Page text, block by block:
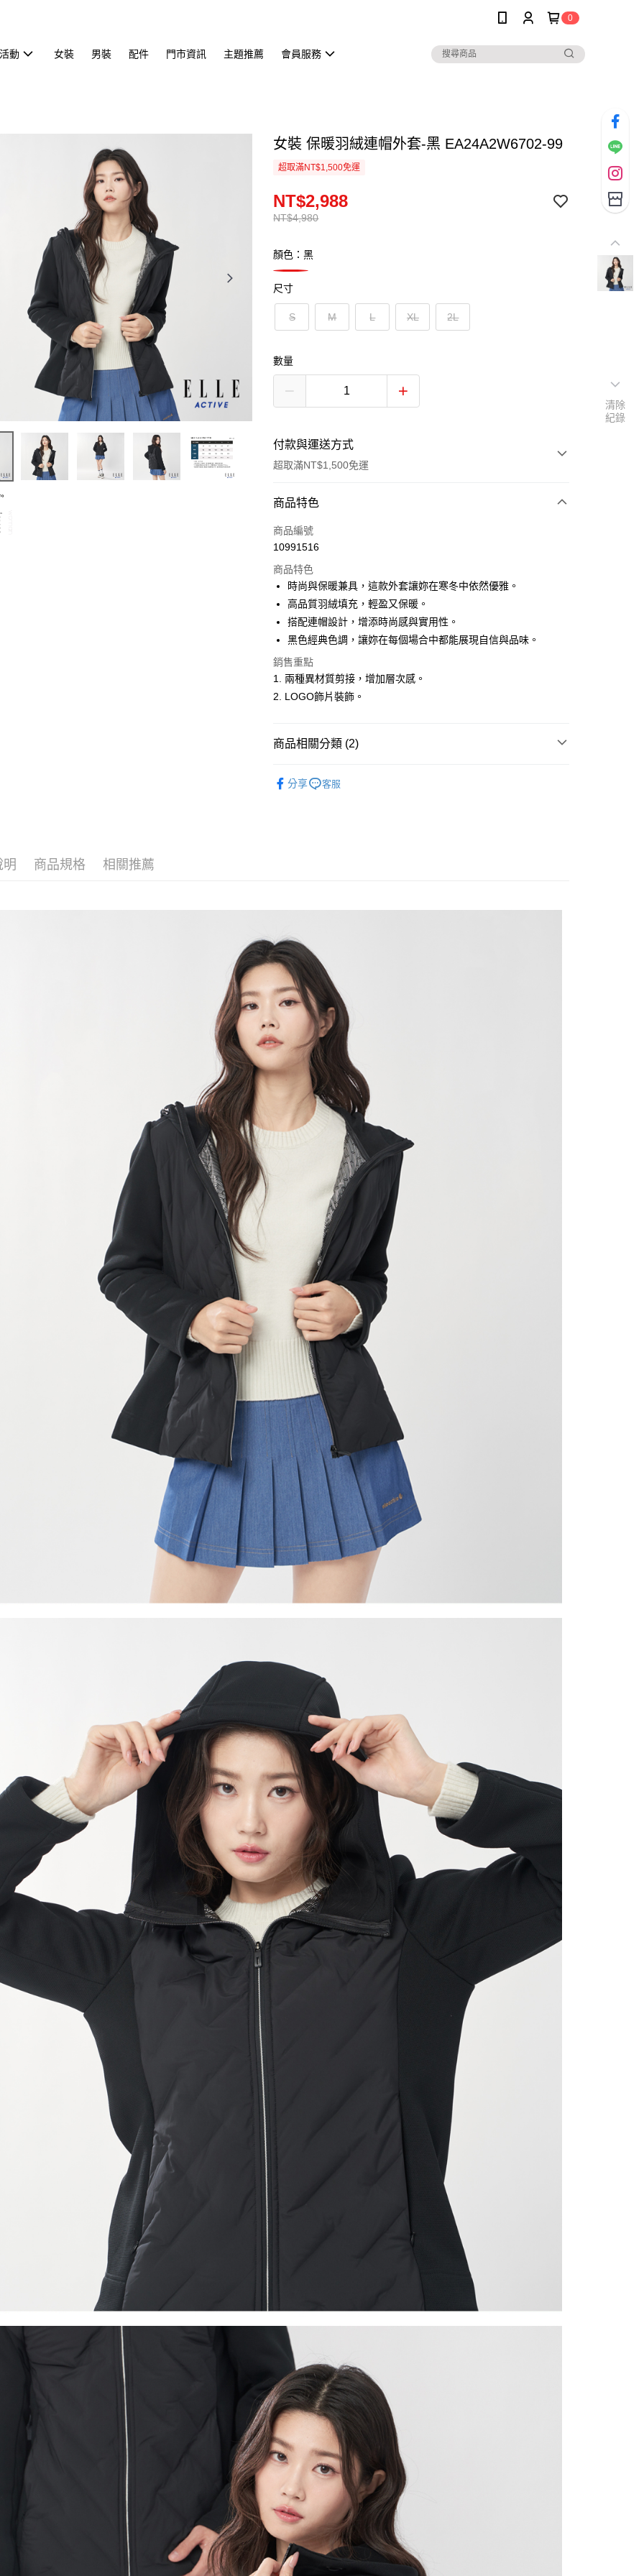
0
動 女裝 男裝 配件 門市資訊 主題推薦 會員服務
女裝 保暖羽絨連帽外套-黑 EA24A2W6702-99
超取滿NT$1,500免運
NT$4,980
NT$2,988
顏色：黑
尺寸
S M L XL 2L
數量
付款與運送方式
超取滿NT$1,500免運
付款方式
信用卡一次付款
LINE Pay
Apple Pay
悠遊付
ATM付款
付款後全家取貨
每筆NT$60，滿NT$1,500(含以上)免運費
付款後7-11取貨
每筆NT$60，滿NT$1,500(含以上)免運費
宅配(本島)
每筆NT$90，滿NT$1,500(含以上)免運費
宅配(離島)
每筆NT$225，滿NT$1,500(含以上)免運費
商品特色
商品編號
10991516
商品特色
時尚與保暖兼具，這款外套讓妳在寒冬中依然優雅。
高品質羽絨填充，輕盈又保暖。
搭配連帽設計，增添時尚感與實用性。
黑色經典色調，讓妳在每個場合中都能展現自信與品味。
銷售重點
1. 兩種異材質剪接，增加層次感。
2. LOGO飾片裝飾。
商品相關分類 (2)
分享 客服
明 商品規格 相關推薦
清除
紀錄